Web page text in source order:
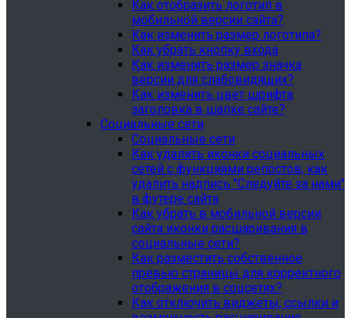
Как отобразить логотип в
мобильной версии сайта?
Как изменить размер логотипа?
Как убрать кнопку входа
Как изменить размер значка
версии для слабовидящих?
Как изменить цвет шрифта
заголовка в шапке сайте?
Социальные сети
Социальные сети
Как удалить иконки социальных
сетей с функциями репостов, как
удалить надпись "Следуйте за нами"
в футере сайта
Как убрать в мобильной версии
сайта иконки расшаривания в
социальные сети?
Как разместить собственное
превью страницы для корректного
отображения в соцсетях?
Как отключить виджеты, ссылки и